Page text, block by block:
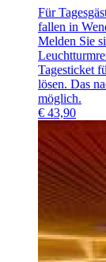
Für
fallen in
Melden Sie
Tagesticket
lösen. Das
möglich.
€ 43,90